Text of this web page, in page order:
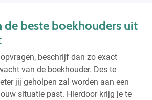
de beste boekhouders uit
beschrijf dan zo exact
van de boekhouder. Des te
jij geholpen zal worden aan een
situatie past. Hierdoor krijg je te